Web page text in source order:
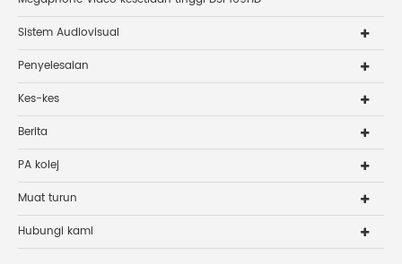
Sistem Audiovisual
Penyelesaian
Kes-kes
Berita
PA kolej
Muat turun
Hubungi kami